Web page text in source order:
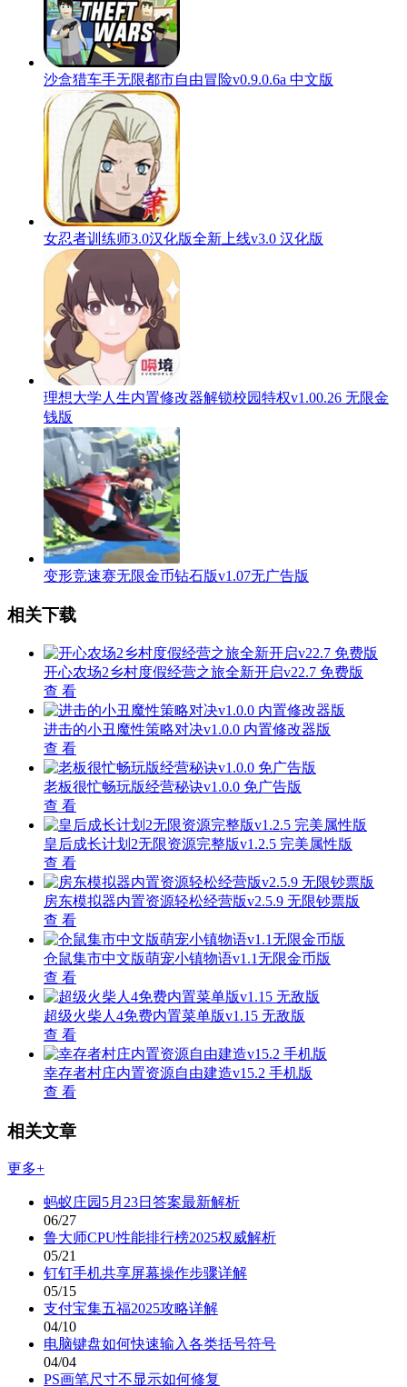
沙盒猎车手无限都市自由冒险v0.9.0.6a 中文版
女忍者训练师3.0汉化版全新上线v3.0 汉化版
理想大学人生内置修改器解锁校园特权v1.00.26 无限金
钱版
变形竞速赛无限金币钻石版v1.07无广告版
相关下载
开心农场2乡村度假经营之旅全新开启v22.7 免费版
查 看
进击的小丑魔性策略对决v1.0.0 内置修改器版
查 看
老板很忙畅玩版经营秘诀v1.0.0 免广告版
查 看
皇后成长计划2无限资源完整版v1.2.5 完美属性版
查 看
房东模拟器内置资源轻松经营版v2.5.9 无限钞票版
查 看
仓鼠集市中文版萌宠小镇物语v1.1无限金币版
查 看
超级火柴人4免费内置菜单版v1.15 无敌版
查 看
幸存者村庄内置资源自由建造v15.2 手机版
查 看
相关文章
更多+
蚂蚁庄园5月23日答案最新解析
06/27
鲁大师CPU性能排行榜2025权威解析
05/21
钉钉手机共享屏幕操作步骤详解
05/15
支付宝集五福2025攻略详解
04/10
电脑键盘如何快速输入各类括号符号
04/04
PS画笔尺寸不显示如何修复